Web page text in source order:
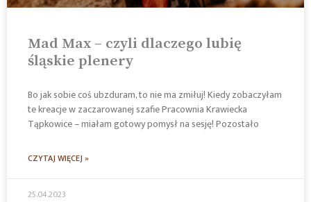
Mad Max – czyli dlaczego lubię
śląskie plenery
Bo jak sobie coś ubzduram, to nie ma zmiłuj! Kiedy zobaczyłam
te kreacje w zaczarowanej szafie Pracownia Krawiecka
Tąpkowice – miałam gotowy pomysł na sesję! Pozostało
CZYTAJ WIĘCEJ »
25.04.2023